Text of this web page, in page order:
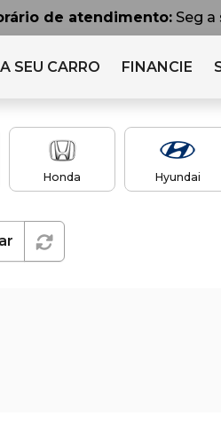
de atendimento: Seg a
SEU CARRO FINANCIE
Honda Hyundai